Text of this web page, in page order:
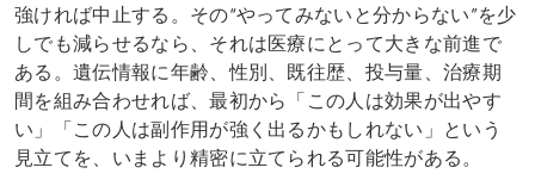
強ければ中止する。その“やってみないと分からない”を少
しでも減らせるなら、それは医療にとって大きな前進で
ある。遺伝情報に年齢、性別、既往歴、投与量、治療期
間を組み合わせれば、最初から「この人は効果が出やす
い」「この人は副作用が強く出るかもしれない」という
見立てを、いまより精密に立てられる可能性がある。